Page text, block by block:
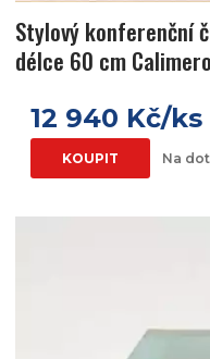
Stylový konferenční
délce 60 cm
12 940 Kč/ks
KOUPIT Na